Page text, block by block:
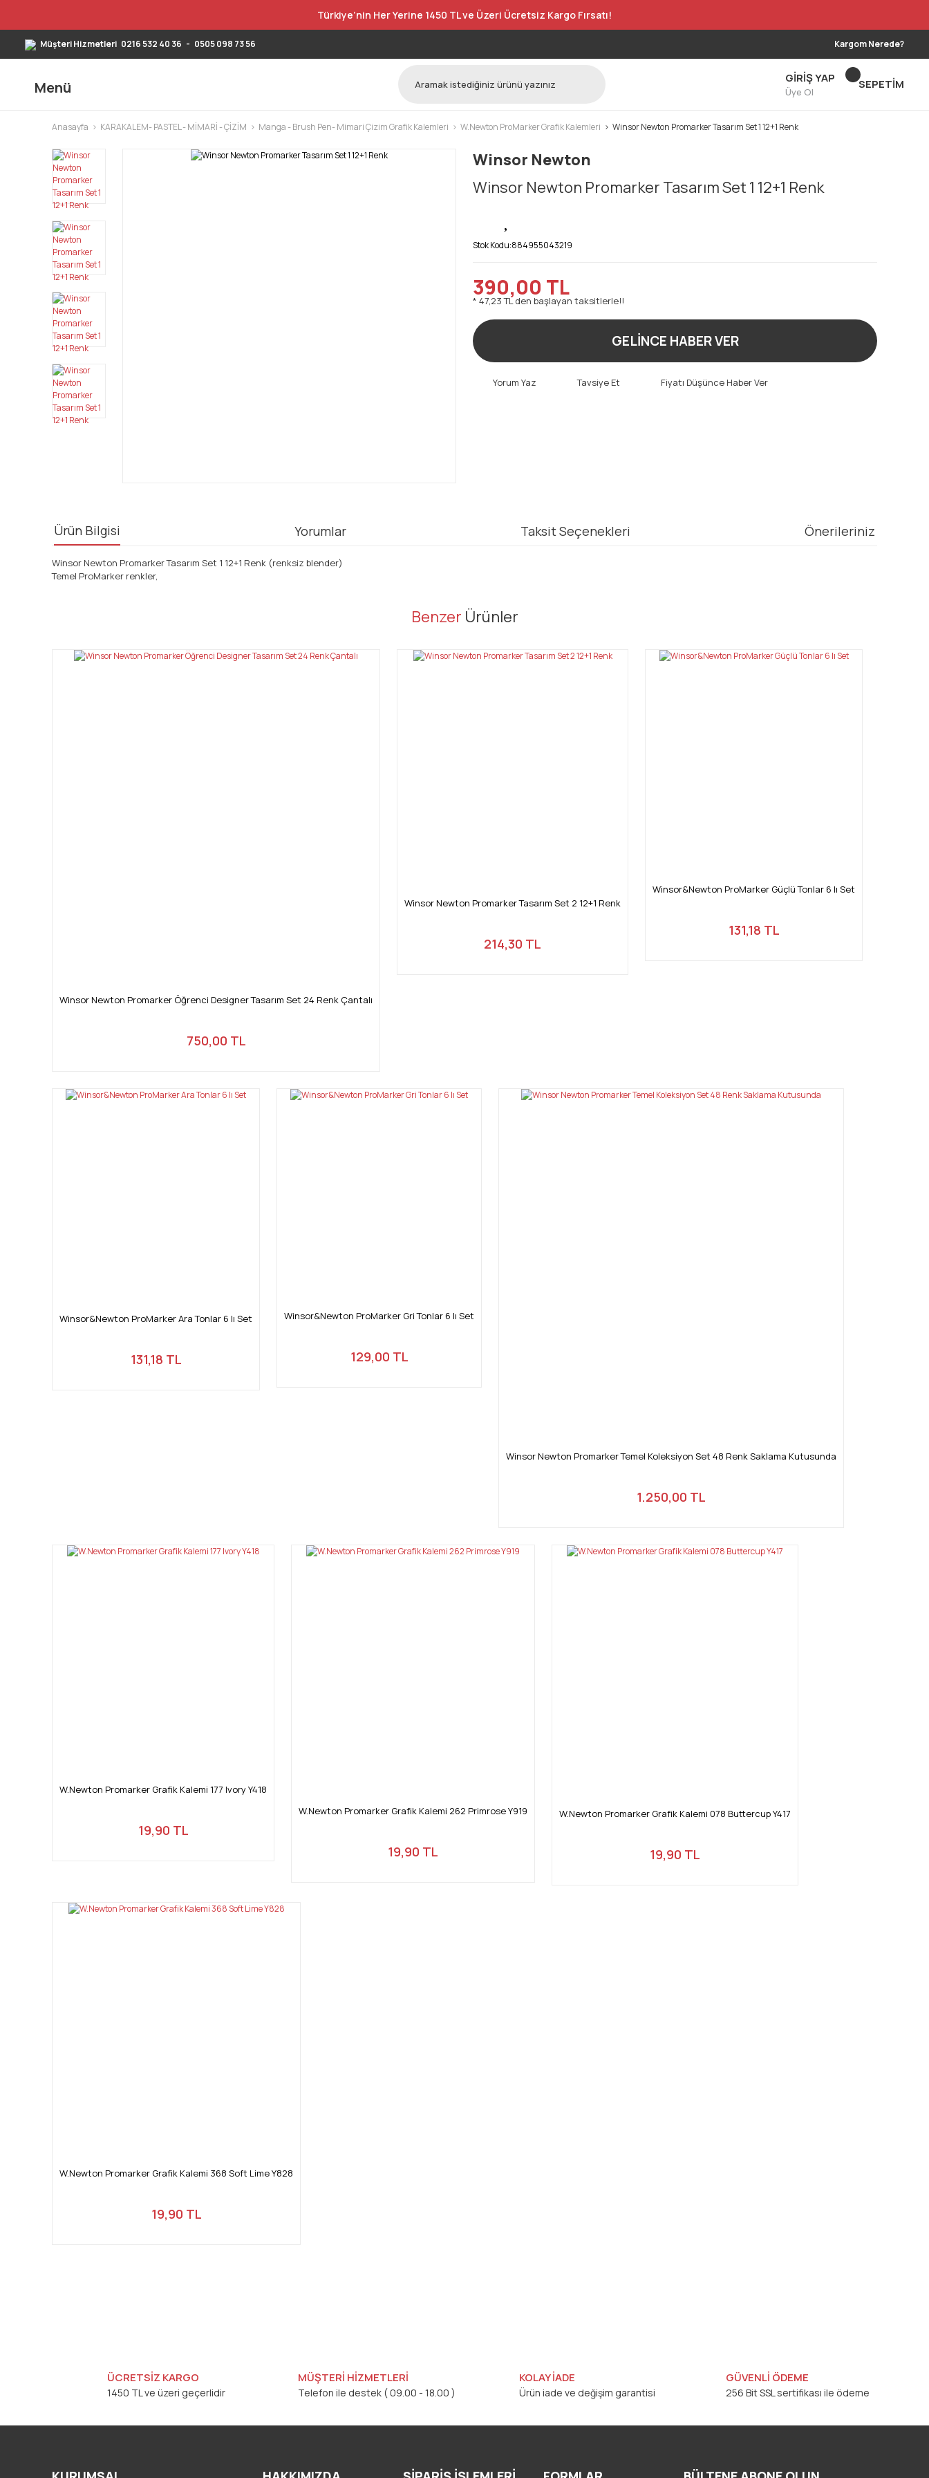
Türkiye’nin Her Yerine 1450 TL ve Üzeri Ücretsiz Kargo Fırsatı!
Müşteri Hizmetleri 0216 532 40 36 - 0505 098 73 56 Kargom Nerede?
Menü
GİRİŞ YAP
Üye Ol
SEPETİM
Anasayfa KARAKALEM- PASTEL - MİMARİ - ÇİZİM Manga - Brush Pen- Mimari Çizim Grafik Kalemleri W.Newton ProMarker Grafik Kalemleri Winsor Newton Promarker Tasarım Set 1 12+1 Renk
Winsor Newton
Winsor Newton Promarker Tasarım Set 1 12+1 Renk
Stok Kodu:884955043219
390,00 TL
* 47,23 TL den başlayan taksitlerle!!
GELİNCE HABER VER
Yorum Yaz Tavsiye Et Fiyatı Düşünce Haber Ver
Ürün Bilgisi Yorumlar Taksit Seçenekleri Önerileriniz
Winsor Newton Promarker Tasarım Set 1 12+1 Renk (renksiz blender)
Temel ProMarker renkler,
Bu ürünün fiyat bilgisi, resim, ürün açıklamalarında ve diğer konularda yetersiz gördüğünüz noktaları öneri formunu kullanarak tarafımıza iletebilirsiniz.
Ürün resmi kalitesiz, bozuk veya görüntülenemiyor.
Benzer Ürünler
Winsor Newton Promarker Öğrenci Designer Tasarım Set 24 Renk Çantalı
750,00 TL
Winsor Newton Promarker Tasarım Set 2 12+1 Renk
214,30 TL
Winsor&Newton ProMarker Güçlü Tonlar 6 lı Set
131,18 TL
Winsor&Newton ProMarker Ara Tonlar 6 lı Set
131,18 TL
Winsor&Newton ProMarker Gri Tonlar 6 lı Set
129,00 TL
Winsor Newton Promarker Temel Koleksiyon Set 48 Renk Saklama Kutusunda
1.250,00 TL
W.Newton Promarker Grafik Kalemi 177 Ivory Y418
19,90 TL
W.Newton Promarker Grafik Kalemi 262 Primrose Y919
19,90 TL
W.Newton Promarker Grafik Kalemi 078 Buttercup Y417
19,90 TL
W.Newton Promarker Grafik Kalemi 368 Soft Lime Y828
19,90 TL
ÜCRETSİZ KARGO
1450 TL ve üzeri geçerlidir
MÜŞTERİ HİZMETLERİ
Telefon ile destek ( 09.00 - 18.00 )
KOLAY İADE
Ürün iade ve değişim garantisi
GÜVENLİ ÖDEME
256 Bit SSL sertifikası ile ödeme